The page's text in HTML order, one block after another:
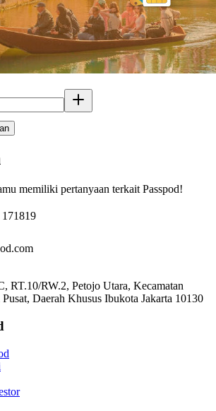
memiliki pertanyaan terkait Passpod!
RT.10/RW.2, Petojo Utara, Kecamatan
Daerah Khusus Ibukota Jakarta 10130